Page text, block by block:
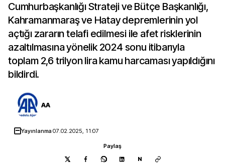
Cumhurbaşkanlığı Strateji ve Bütçe Başkanlığı,
Kahramanmaraş ve Hatay depremlerinin yol
açtığı zararın telafi edilmesi ile afet risklerinin
azaltılmasına yönelik 2024 sonu itibarıyla
toplam 2,6 trilyon lira kamu harcaması yapıldığını
bildirdi.
AA
Yayınlanma07.02.2025, 11:07
Paylaş
N